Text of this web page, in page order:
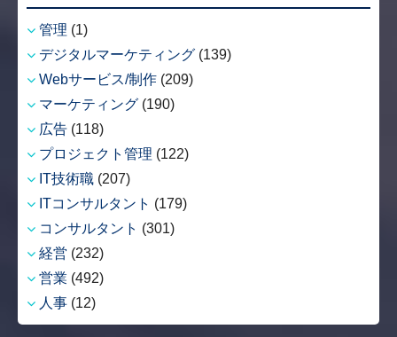
管理 (1)
デジタルマーケティング (139)
Webサービス/制作 (209)
マーケティング (190)
広告 (118)
プロジェクト管理 (122)
IT技術職 (207)
ITコンサルタント (179)
コンサルタント (301)
経営 (232)
営業 (492)
人事 (12)